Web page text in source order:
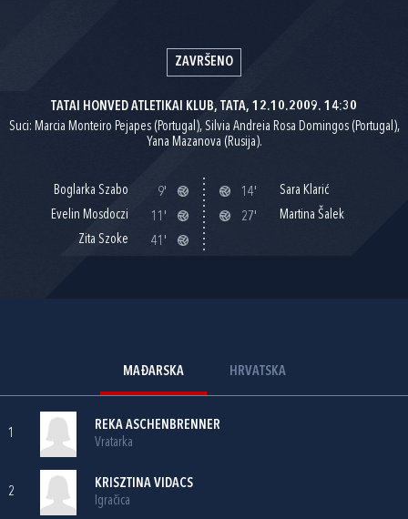
ZAVRŠENO
TATAI HONVED ATLETIKAI KLUB, TATA, 12.10.2009. 14:30
Suci: Marcia Monteiro Pejapes (Portugal), Silvia Andreia Rosa Domingos (Portugal),
Yana Mazanova (Rusija).
Boglarka Szabo
9'
Evelin Mosdoczi
11'
Zita Szoke
41'
14'
Sara Klarić
27'
Martina Šalek
MAĐARSKA HRVATSKA
1
REKA ASCHENBRENNER
Vratarka
2
KRISZTINA VIDACS
Igračica